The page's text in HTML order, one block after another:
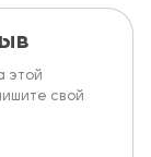
этой
свой